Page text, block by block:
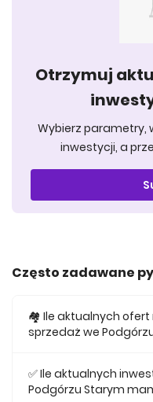
Otrzymuj
Wybierz parametry,
inwestycji, a
Często zadawane
🏘️ Ile aktualnych ofert
sprzedaż we
Podgórzu Starym.
✅ Ile aktualnych
Podgórzu Starym